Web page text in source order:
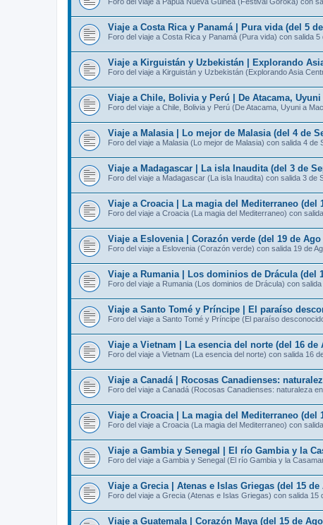
Viaje a Costa Rica y Panamá | Pura vida (del 5
Foro del viaje a Costa Rica y Panamá (Pura vida) con salida 5
Viaje a Kirguistán y Uzbekistán | Explorando
Foro del viaje a Kirguistán y Uzbekistán (Explorando Asia
Viaje a Chile, Bolivia y Perú | De Atacama,
Foro del viaje a Chile, Bolivia y Perú (De Atacama, Uyuni a
Viaje a Malasia | Lo mejor de Malasia (del 4 de
Foro del viaje a Malasia (Lo mejor de Malasia) con salida 4 de
Viaje a Madagascar | La isla Inaudita (del 3 de
Foro del viaje a Madagascar (La isla Inaudita) con salida 3 de
Viaje a Croacia | La magia del Mediterraneo (del
Foro del viaje a Croacia (La magia del Mediterraneo) con
Viaje a Eslovenia | Corazón verde (del 19 de
Foro del viaje a Eslovenia (Corazón verde) con salida 19 de
Viaje a Rumania | Los dominios de Drácula (del
Foro del viaje a Rumania (Los dominios de Drácula) con salida
Viaje a Santo Tomé y Príncipe | El paraíso
Foro del viaje a Santo Tomé y Príncipe (El paraíso
Viaje a Vietnam | La esencia del norte (del 16 de
Foro del viaje a Vietnam (La esencia del norte) con salida 16
Viaje a Canadá | Rocosas Canadienses:
Foro del viaje a Canadá (Rocosas Canadienses: naturaleza
Viaje a Croacia | La magia del Mediterraneo (del
Foro del viaje a Croacia (La magia del Mediterraneo) con
Viaje a Gambia y Senegal | El río Gambia y la
Foro del viaje a Gambia y Senegal (El río Gambia y la
Viaje a Grecia | Atenas e Islas Griegas (del 15
Foro del viaje a Grecia (Atenas e Islas Griegas) con salida 15
Viaje a Guatemala | Corazón Maya (del 15 de